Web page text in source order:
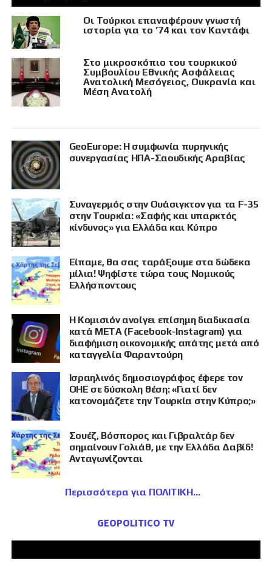
Οι Τούρκοι επαναφέρουν γνωστή
ιστορία για το ’74 και τον Καντάφι
Στο μικροσκόπιο του τουρκικού
Συμβουλίου Εθνικής Ασφάλειας
Ανατολική Μεσόγειος, Ουκρανία και
Μέση Ανατολή
GeoEurope: Η συμφωνία πυρηνικής
συνεργασίας ΗΠΑ-Σαουδικής Αραβίας
Συναγερμός στην Ουάσιγκτον για τα F-35
στην Τουρκία: «Σαφής και υπαρκτός
κίνδυνος» για Ελλάδα και Κύπρο
Είπαμε, θα σας ταράξουμε στα δώδεκα
μίλια! Ψηφίστε τώρα τους Νομικούς
Ελλήσποντους
Η Κομισιόν ανοίγει επίσημη διαδικασία
κατά META (Facebook-Instagram) για
διαφήμιση οικονομικής απάτης μετά από
καταγγελία Φαραντούρη
Ισραηλινός δημοσιογράφος έφερε τον
ΟΗΕ σε δύσκολη θέση: «Γιατί δεν
κατονομάζετε την Τουρκία στην Κύπρο;»
Σουέζ, Βόσπορος και Γιβραλτάρ δεν
σημαίνουν Γολιάθ, με την Ελλάδα Δαβίδ!
Ανταγωνίζονται
Περισσότερα για ΠΟΛΙΤΙΚΗ
GEOPOLITICO TV